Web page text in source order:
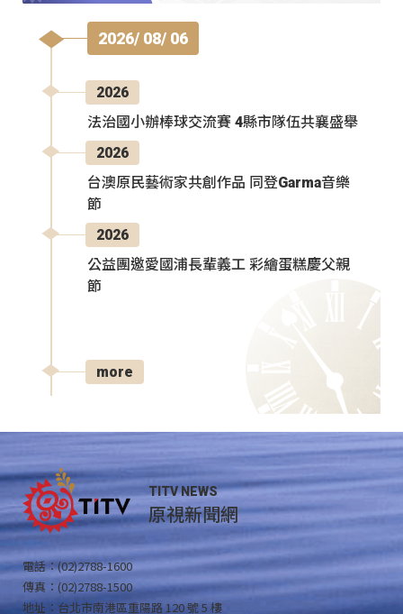
2026/ 08/ 06
2026
法治國小辦棒球交流賽 4縣市隊伍共襄盛舉
2026
台澳原民藝術家共創作品 同登Garma音樂
節
2026
公益團邀愛國浦長輩義工 彩繪蛋糕慶父親
節
more
TITV NEWS
原視新聞網
電話：(02)2788-1600
傳真：(02)2788-1500
地址：台北市南港區重陽路 120 號 5 樓